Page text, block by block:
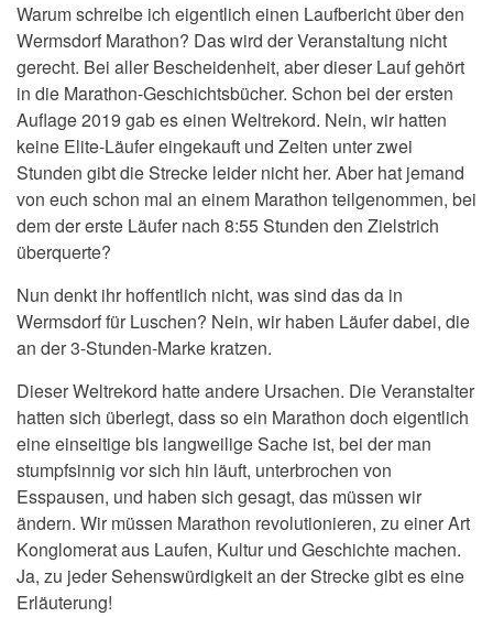
Warum schreibe ich eigentlich einen Laufbericht über den
Wermsdorf Marathon? Das wird der Veranstaltung nicht
gerecht. Bei aller Bescheidenheit, aber dieser Lauf gehört
in die Marathon-Geschichtsbücher. Schon bei der ersten
Auflage 2019 gab es einen Weltrekord. Nein, wir hatten
keine Elite-Läufer eingekauft und Zeiten unter zwei
Stunden gibt die Strecke leider nicht her. Aber hat jemand
von euch schon mal an einem Marathon teilgenommen, bei
dem der erste Läufer nach 8:55 Stunden den Zielstrich
überquerte?
Nun denkt ihr hoffentlich nicht, was sind das da in
Wermsdorf für Luschen? Nein, wir haben Läufer dabei, die
an der 3-Stunden-Marke kratzen.
Dieser Weltrekord hatte andere Ursachen. Die Veranstalter
hatten sich überlegt, dass so ein Marathon doch eigentlich
eine einseitige bis langweilige Sache ist, bei der man
stumpfsinnig vor sich hin läuft, unterbrochen von
Esspausen, und haben sich gesagt, das müssen wir
ändern. Wir müssen Marathon revolutionieren, zu einer Art
Konglomerat aus Laufen, Kultur und Geschichte machen.
Ja, zu jeder Sehenswürdigkeit an der Strecke gibt es eine
Erläuterung!